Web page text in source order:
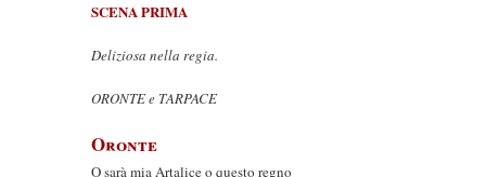
SCENA PRIMA
Deliziosa nella regia.
ORONTE e TARPACE
Oronte
O sarà mia Artalice o questo regno